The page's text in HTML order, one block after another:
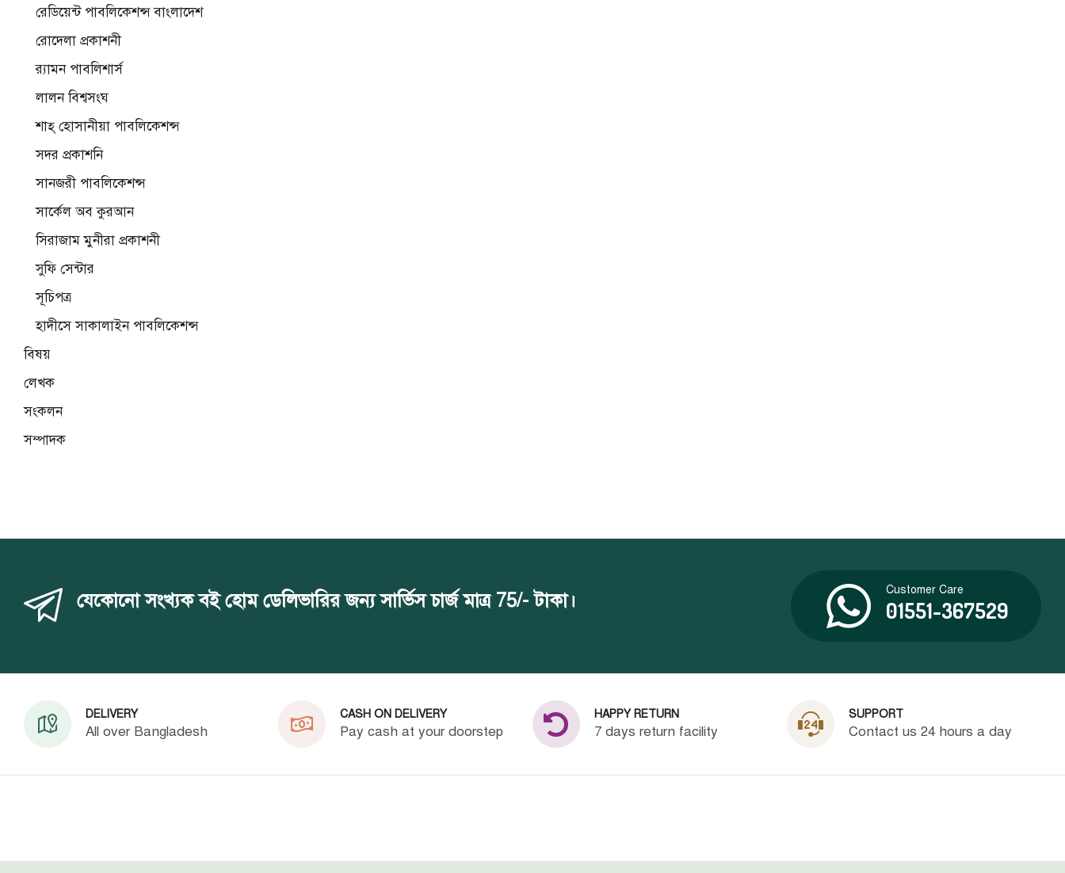
রেডিয়েন্ট পাবলিকেশন্স বাংলাদেশ
রোদেলা প্রকাশনী
র‌্যামন পাবলিশার্স
লালন বিশ্বসংঘ
শাহ্ হোসানীয়া পাবলিকেশন্স
সদর প্রকাশনি
সানজরী পাবলিকেশন্স
সার্কেল অব কুরআন
সিরাজাম মুনীরা প্রকাশনী
সুফি সেন্টার
সূচিপত্র
হাদীসে সাকালাইন পাবলিকেশন্স
বিষয়
লেখক
সংকলন
সম্পাদক
যেকোনো সংখ্যক বই হোম ডেলিভারির জন্য সার্ভিস চার্জ মাত্র 75/- টাকা। Customer Care
01551-367529
DELIVERY
All over Bangladesh
CASH ON DELIVERY
Pay cash at your doorstep
HAPPY RETURN
7 days return facility
SUPPORT
Contact us 24 hours a day